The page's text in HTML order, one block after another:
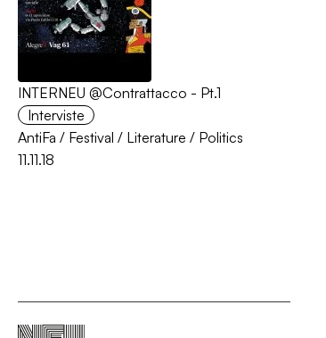
INTERNEU @Contrattacco - Pt.1
Interviste
AntiFa / Festival / Literature / Politics
11.11.18